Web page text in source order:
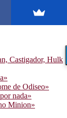
Castigador, Hulk
de Odiseo»
nada»
Minion»